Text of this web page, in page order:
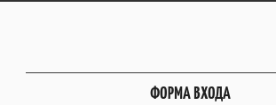
ФОРМА ВХОДА